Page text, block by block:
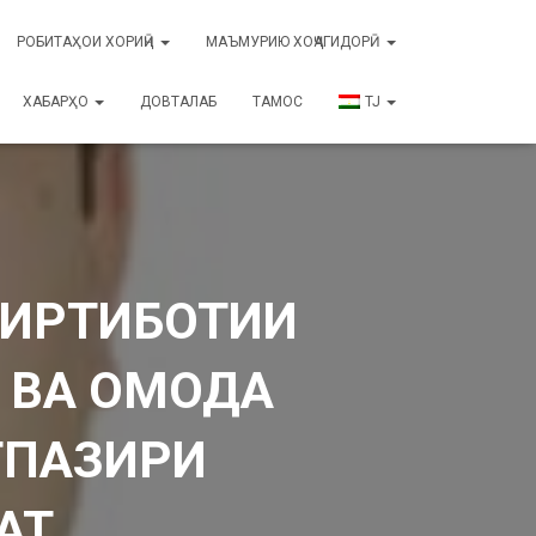
РОБИТАҲОИ ХОРИҶӢ МАЪМУРИЮ ХОҶАГИДОРӢ
ХАБАРҲО ДОВТАЛАБ ТАМОС TJ
ОМОДА